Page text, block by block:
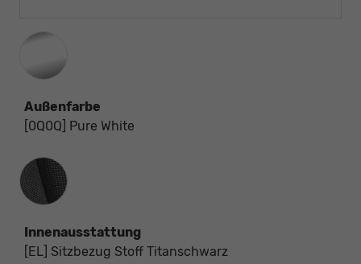
Außenfarbe
[0Q0Q] Pure White
Innenausstattung
Innenausstattung
[EL] Sitzbezug Stoff Titanschwarz